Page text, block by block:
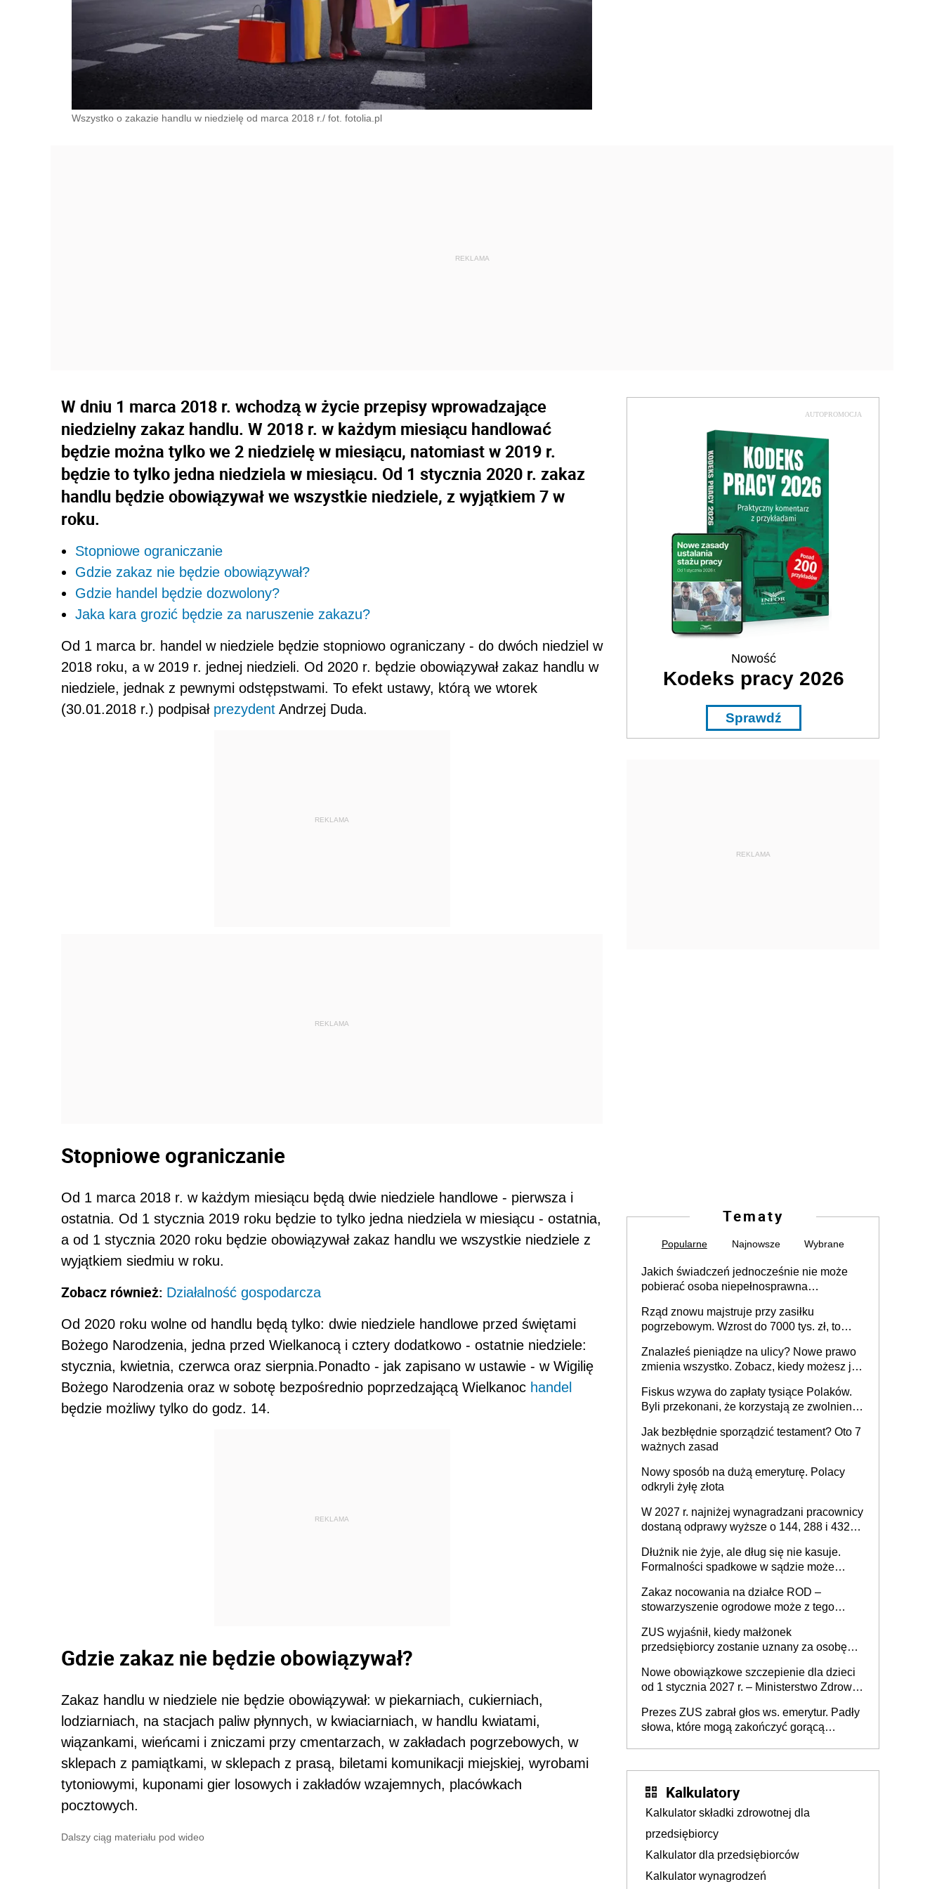
Wszystko o zakazie handlu w niedzielę od marca 2018 r./ fot. fotolia.pl
W dniu 1 marca 2018 r. wchodzą w życie przepisy wprowadzające
niedzielny zakaz handlu. W 2018 r. w każdym miesiącu handlować
będzie można tylko we 2 niedzielę w miesiącu, natomiast w 2019 r.
będzie to tylko jedna niedziela w miesiącu. Od 1 stycznia 2020 r. zakaz
handlu będzie obowiązywał we wszystkie niedziele, z wyjątkiem 7 w
roku.
Stopniowe ograniczanie
Gdzie zakaz nie będzie obowiązywał?
Gdzie handel będzie dozwolony?
Jaka kara grozić będzie za naruszenie zakazu?
Od 1 marca br. handel w niedziele będzie stopniowo ograniczany - do dwóch niedziel w
2018 roku, a w 2019 r. jednej niedzieli. Od 2020 r. będzie obowiązywał zakaz handlu w
niedziele, jednak z pewnymi odstępstwami. To efekt ustawy, którą we wtorek
(30.01.2018 r.) podpisał prezydent Andrzej Duda.
REKLAMA
REKLAMA
Stopniowe ograniczanie
Od 1 marca 2018 r. w każdym miesiącu będą dwie niedziele handlowe - pierwsza i
ostatnia. Od 1 stycznia 2019 roku będzie to tylko jedna niedziela w miesiącu - ostatnia,
a od 1 stycznia 2020 roku będzie obowiązywał zakaz handlu we wszystkie niedziele z
wyjątkiem siedmiu w roku.
Zobacz również: Działalność gospodarcza
Od 2020 roku wolne od handlu będą tylko: dwie niedziele handlowe przed świętami
Bożego Narodzenia, jedna przed Wielkanocą i cztery dodatkowo - ostatnie niedziele:
stycznia, kwietnia, czerwca oraz sierpnia.Ponadto - jak zapisano w ustawie - w Wigilię
Bożego Narodzenia oraz w sobotę bezpośrednio poprzedzającą Wielkanoc handel
będzie możliwy tylko do godz. 14.
REKLAMA
Gdzie zakaz nie będzie obowiązywał?
Zakaz handlu w niedziele nie będzie obowiązywał: w piekarniach, cukierniach,
lodziarniach, na stacjach paliw płynnych, w kwiaciarniach, w handlu kwiatami,
wiązankami, wieńcami i zniczami przy cmentarzach, w zakładach pogrzebowych, w
sklepach z pamiątkami, w sklepach z prasą, biletami komunikacji miejskiej, wyrobami
tytoniowymi, kuponami gier losowych i zakładów wzajemnych, placówkach
pocztowych.
Dalszy ciąg materiału pod wideo
AUTOPROMOCJA
Nowość
Kodeks pracy 2026
Sprawdź
REKLAMA
Tematy
Popularne Najnowsze Wybrane
Jakich świadczeń jednocześnie nie może
pobierać osoba niepełnosprawna
Rząd znowu majstruje przy zasiłku
pogrzebowym. Wzrost do 7000 tys. zł, to
Znalazłeś pieniądze na ulicy? Nowe prawo
zmienia wszystko. Zobacz, kiedy możesz je
Fiskus wzywa do zapłaty tysiące Polaków.
Byli przekonani, że korzystają ze zwolnienia
Jak bezbłędnie sporządzić testament? Oto 7
ważnych zasad
Nowy sposób na dużą emeryturę. Polacy
odkryli żyłę złota
W 2027 r. najniżej wynagradzani pracownicy
dostaną odprawy wyższe o 144, 288 i 432
Dłużnik nie żyje, ale dług się nie kasuje.
Formalności spadkowe w sądzie może
zmarłego
Zakaz nocowania na działce ROD –
stowarzyszenie ogrodowe może z tego
działki (wypowiedzieć dzierżawę)?
ZUS wyjaśnił, kiedy małżonek
przedsiębiorcy zostanie uznany za osobę
Nowe obowiązkowe szczepienie dla dzieci
od 1 stycznia 2027 r. – Ministerstwo Zdrowia
2027 r.
Prezes ZUS zabrał głos ws. emerytur. Padły
słowa, które mogą zakończyć gorącą
Kalkulatory
Kalkulator składki zdrowotnej dla
przedsiębiorcy
Kalkulator dla przedsiębiorców
Kalkulator wynagrodzeń